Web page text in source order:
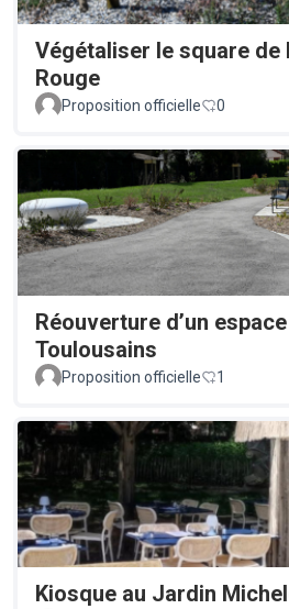
Végétaliser le square de
Rouge
Proposition officielle 0
Réouverture d’un
Toulousains
Proposition officielle 1
Kiosque au Jardin